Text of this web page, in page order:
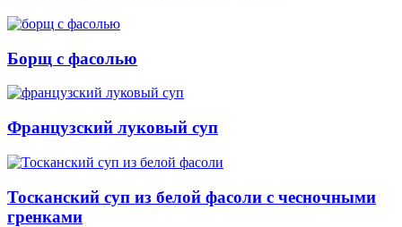
Борщ с фасолью
Французский луковый суп
Тосканский суп из белой фасоли с чесночными
гренками